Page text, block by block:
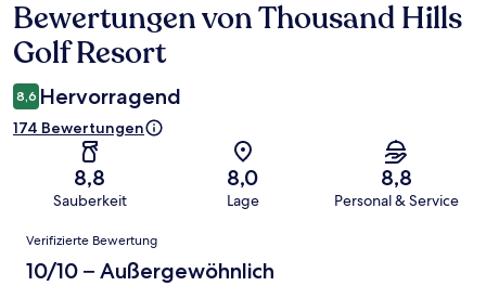
Bewertungen
Bewertungen von Thousand Hills
Golf Resort
8,6 Hervorragend
174 Bewertungen
8,8
Sauberkeit
8,0
Lage
8,8
Personal & Service
Bewertungen
Verifizierte Bewertung
10/10 – Außergewöhnlich